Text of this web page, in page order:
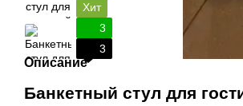
Хит
3
3
Описание
Банкетный стул для